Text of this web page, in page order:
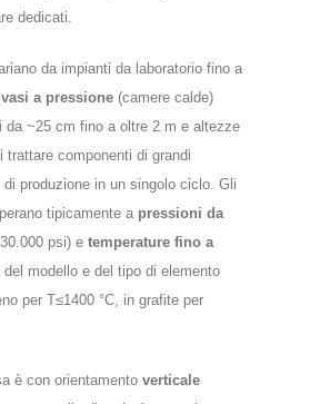
dedicati​.
da impianti da laboratorio fino a
vasi a pressione (camere calde)
da ~25 cm fino a oltre 2 m e altezze
componenti di grandi
produzione in un singolo ciclo. Gli
tipicamente a pressioni da
psi) e temperature fino a
del modello e del tipo di elemento
per T≤1400 °C, in grafite per
è con orientamento verticale